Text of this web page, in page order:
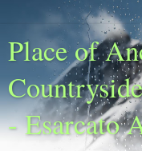
Place of
- Esarcato